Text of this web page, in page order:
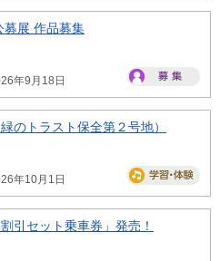
募展 作品募集
年9月18日
のトラスト保全第２号地）
年10月1日
引セット乗車券」発売！